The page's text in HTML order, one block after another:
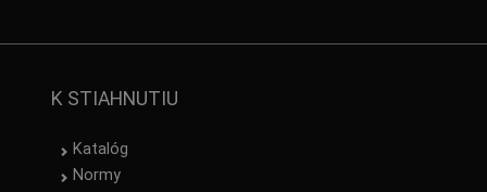
K STIAHNUTIU
Katalóg
Normy